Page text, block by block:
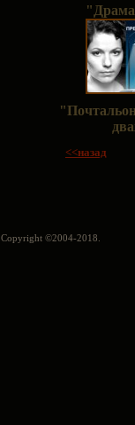
"Драма
"
<<назад
Copyright ©2004-2018.